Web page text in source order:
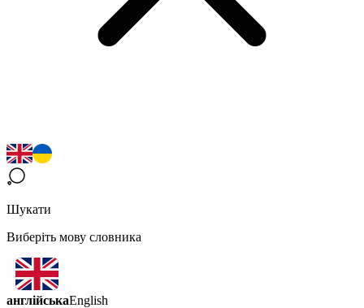
Шукати
Виберіть мову словника
англійськаEnglish